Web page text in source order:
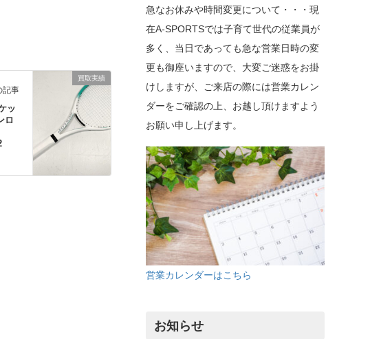
買取実績
記事
ッ
ロ
急なお休みや時間変更について・・・現
在A-SPORTSでは子育て世代の従業員が
多く、当日であっても急な営業日時の変
更も御座いますので、大変ご迷惑をお掛
けしますが、ご来店の際には営業カレン
ダーをご確認の上、お越し頂けますよう
お願い申し上げます。
営業カレンダーはこちら
お知らせ